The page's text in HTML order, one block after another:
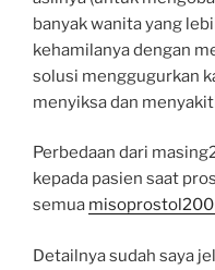
banyak wanita yang
kehamilanya dengan
solusi menggugurkan
menyiksa dan
Perbedaan dari
kepada pasien saat
semua
Detailnya sudah saya